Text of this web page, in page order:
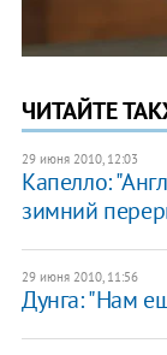
ЧИТАЙТЕ
29 июня 2010, 12:03
Капелло:
зимний
29 июня 2010, 11:56
Дунга: "Нам